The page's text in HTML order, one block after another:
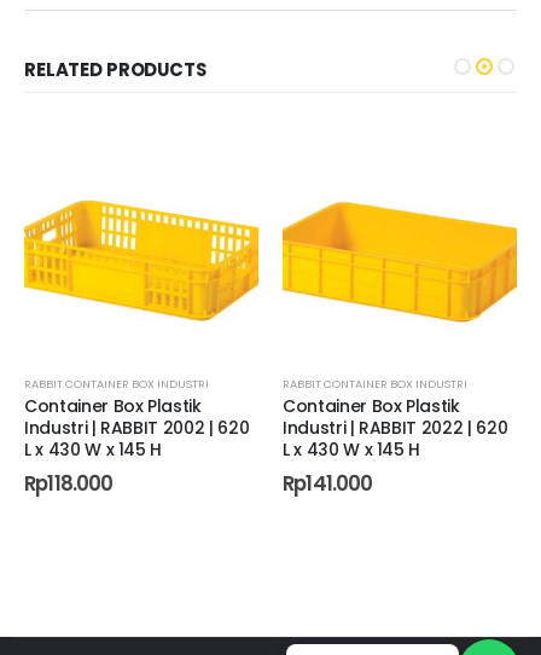
RELATED PRODUCTS
PALU,CONTAINER BOX INDUSTRI PANGKALPINANG,CONTAINER BOX INDUSTRI PEKANBARU
,CONTAINER BOX INDUSTRI PALEMBANG,CONTAINER BOX INDUSTRI PALU
RABBIT CONTAINER BOX INDUSTRI
Container Box Plastik
Industri | RABBIT 2002 | 620
L x 430 W x 145 H
Rp118.000
RABBIT CONTAINER BOX INDUSTRI
Container Box Plastik
Industri | RABBIT 2022 | 620
L x 430 W x 145 H
Rp141.000